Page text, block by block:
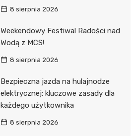
8 sierpnia 2026
Weekendowy Festiwal Radości nad
Wodą z MCS!
8 sierpnia 2026
Bezpieczna jazda na hulajnodze
elektrycznej: kluczowe zasady dla
każdego użytkownika
8 sierpnia 2026